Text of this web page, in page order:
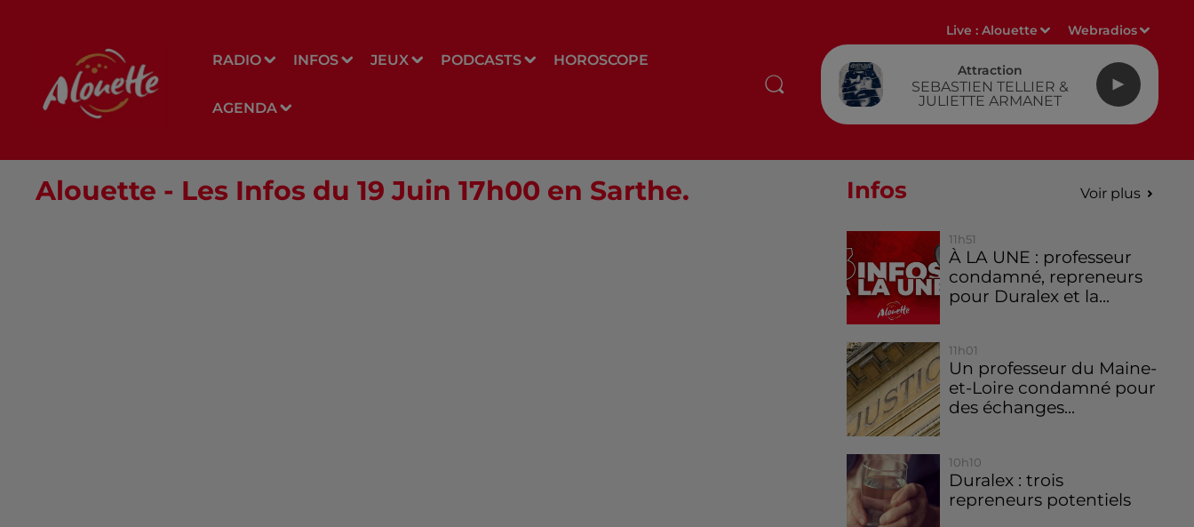
RADIO INFOS JEUX PODCASTS HOROSCOPE
AGENDA
Live :Alouette Webradios
Attraction
SEBASTIEN TELLIER &
JULIETTE ARMANET
Alouette - Les Infos du 19 Juin 17h00 en Sarthe. Infos Voir plus
11h51
À LA UNE : professeur
condamné, repreneurs
pour Duralex et la...
11h01
Un professeur du Maine-
et-Loire condamné pour
des échanges...
10h10
Duralex : trois
repreneurs potentiels